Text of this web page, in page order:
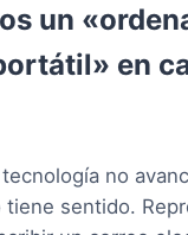
un
en
no
tiene sentido.